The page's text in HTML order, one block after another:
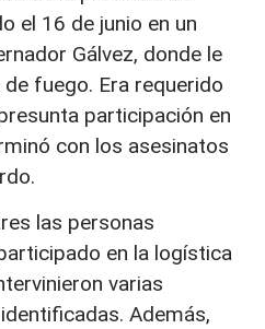
el 16 de junio en un
Gálvez, donde le
fuego. Era requerido
participación en
con los asesinatos
las personas
en la logística
varias
Además,